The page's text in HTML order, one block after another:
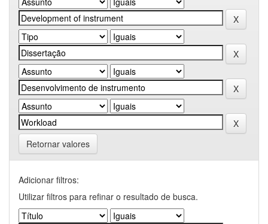
Retornar valores
Adicionar filtros:
Utilizar filtros para refinar o resultado de busca.